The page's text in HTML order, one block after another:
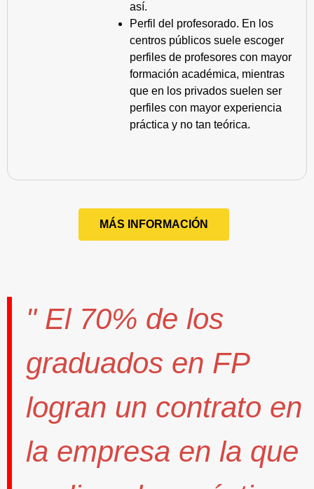
así.
Perfil del profesorado. En los
centros públicos suele escoger
perfiles de profesores con mayor
formación académica, mientras
que en los privados suelen ser
perfiles con mayor experiencia
práctica y no tan teórica.
MÁS INFORMACIÓN
" El 70% de los
graduados en FP
logran un contrato en
la empresa en la que